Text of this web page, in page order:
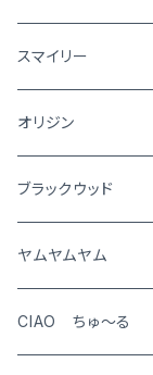
犬
猫
スマイリー
オリジン
犬
猫
ブラックウッド
ヤムヤムヤム
CIAO ちゅ～る